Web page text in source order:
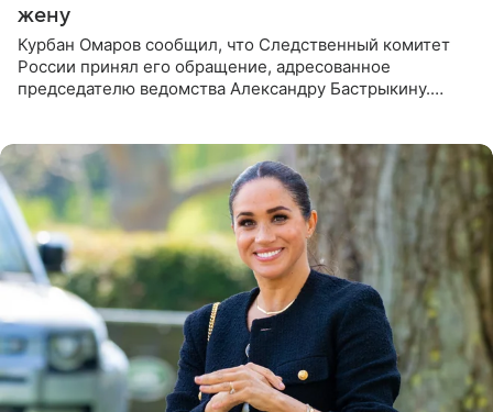
жену
Курбан Омаров сообщил, что Следственный комитет
России принял его обращение, адресованное
председателю ведомства Александру Бастрыкину.